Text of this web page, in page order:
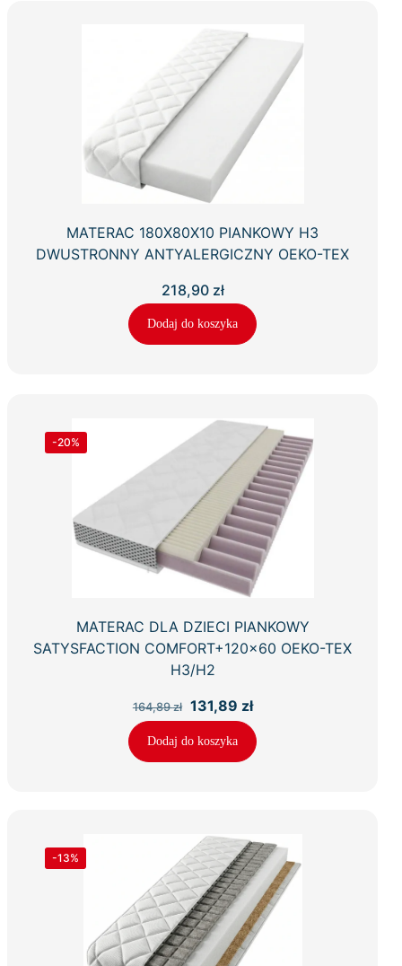
MATERAC 180X80X10 PIANKOWY H3
DWUSTRONNY ANTYALERGICZNY OEKO-TEX
218,90 zł
Dodaj do koszyka
-20%
MATERAC DLA DZIECI PIANKOWY
SATYSFACTION COMFORT+120×60 OEKO-TEX
H3/H2
164,89zł
Pierwotna
cena
wynosiła:
164,89 zł.
131,89 złAktualna
wynosi:
131,89 zł.
Dodaj do koszyka
-13%